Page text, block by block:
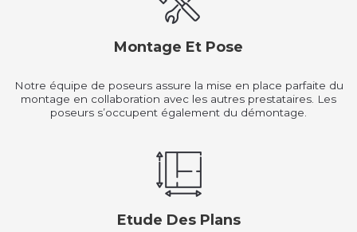
Montage Et Pose
Notre équipe de poseurs assure la mise en place parfaite du
montage en collaboration avec les autres prestataires. Les
poseurs s’occupent également du démontage.
Etude Des Plans